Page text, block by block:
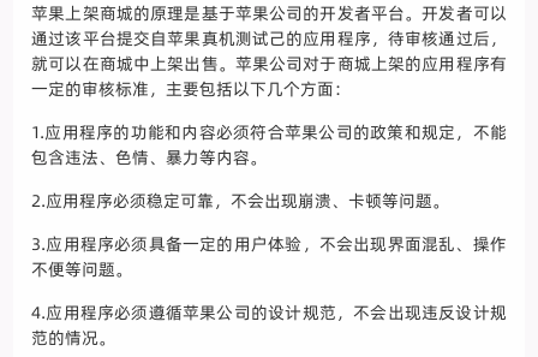
苹果上架商城的原理是基于苹果公司的开发者平台。开发者可以
通过该平台提交自苹果真机测试己的应用程序，待审核通过后，
就可以在商城中上架出售。苹果公司对于商城上架的应用程序有
一定的审核标准，主要包括以下几个方面：
1.应用程序的功能和内容必须符合苹果公司的政策和规定，不能
包含违法、色情、暴力等内容。
2.应用程序必须稳定可靠，不会出现崩溃、卡顿等问题。
3.应用程序必须具备一定的用户体验，不会出现界面混乱、操作
不便等问题。
4.应用程序必须遵循苹果公司的设计规范，不会出现违反设计规
范的情况。